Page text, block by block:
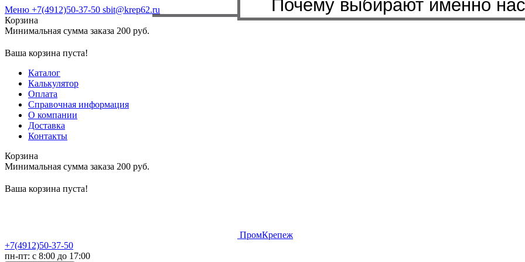
Меню +7(4912)50-37-50 sbit@krep62.ru
Корзина
Минимальная сумма заказа 200 руб.
Ваша корзина пуста!
Каталог
Калькулятор
Оплата
Справочная информация
О компании
Доставка
Контакты
Корзина
Минимальная сумма заказа 200 руб.
Ваша корзина пуста!
ПромКрепеж
+7(4912)50-37-50
пн-пт: с 8:00 до 17:00
Почему выбирают именно